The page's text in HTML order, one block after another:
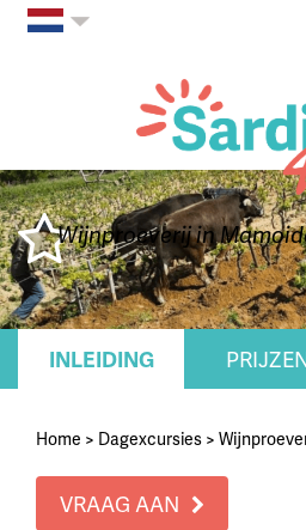
Wijnproeverij in
INLEIDING
Home > Dagexcursies >
VRAAG AAN